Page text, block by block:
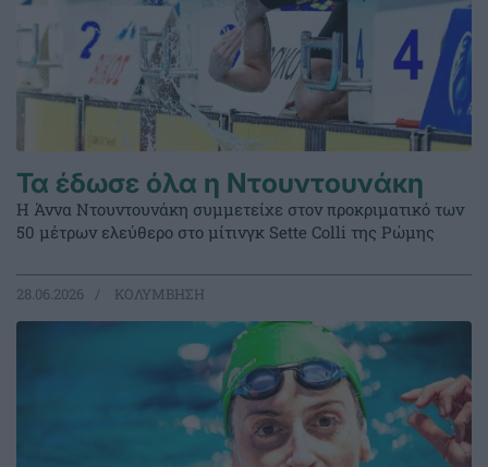
Τα έδωσε όλα η Ντουντουνάκη
Η Άννα Ντουντουνάκη συμμετείχε στον προκριματικό των
50 μέτρων ελεύθερο στο μίτινγκ Sette Colli της Ρώμης
28.06.2026 ΚΟΛΥΜΒΗΣΗ